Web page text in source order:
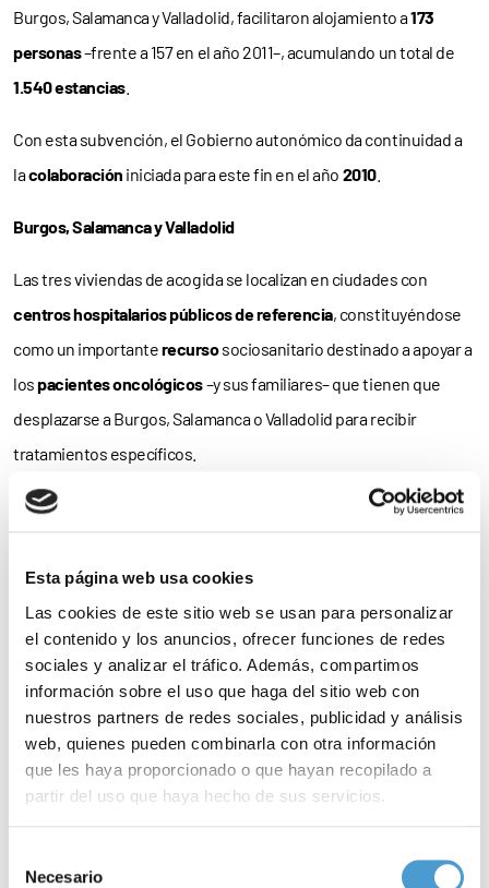
Esta página web usa cookies
Las cookies de este sitio web se usan para personalizar
el contenido y los anuncios, ofrecer funciones de redes
sociales y analizar el tráfico. Además, compartimos
información sobre el uso que haga del sitio web con
nuestros partners de redes sociales, publicidad y análisis
web, quienes pueden combinarla con otra información
que les haya proporcionado o que hayan recopilado a
partir del uso que haya hecho de sus servicios.
de cookies
Necesario
Burgos, Salamanca y Valladolid, facilitaron alojamiento a173
personas–frente a 157 en el año 2011–, acumulando un total de
1.540 estancias.
Con esta subvención, el Gobierno autonómico da continuidad a
lacolaboración iniciada para este fin en el año 2010.
Burgos, Salamanca y Valladolid
Las tres viviendas de acogida se localizan en ciudades con
centros hospitalarios públicos de referencia, constituyéndose
como un importanterecursosociosanitario destinado a apoyar a
lospacientes oncológicos–y sus familiares– que tienen que
desplazarse a Burgos, Salamanca o Valladolid para recibir
tratamientos específicos.
Como explica la AECC, «gracias a los pisos de acogida, los
de un lugar derespiro y descanso
complicadas por laenfermedadde alguno de sus miembros».
Es más; lasviviendasno solo proporcionan a las familias un lugar
para el descanso, sino que también facilitan laatención social y
tanto de los pacientes –durante las breves salidas
del hospital– como de sus familiares por eltrabajador de la AECC
de cada uno de los pisos.